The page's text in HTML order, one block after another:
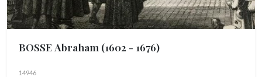
BOSSE Abraham (1602 - 1676)
14946